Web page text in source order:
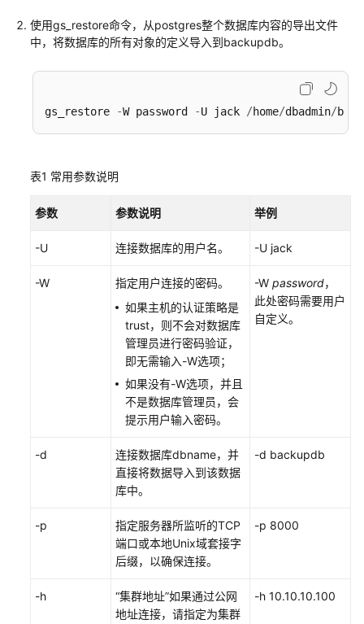
与
同
移
数
DWS
数
据
型
移
入
使用gs_restore命令，从postgres整个数据库内容的导出文件
中，将数据库的所有对象的定义导入到backupdb。
gs_restore -W password -U jack /home/dbadmin/
表1 常用参数说明
参数 参数说明 举例
-U 连接数据库的用户名。 -U jack
-W
指定用户连接的密码。
如果主机的认证策略是
trust，则不会对数据库
管理员进行密码验证，
即无需输入-W选项；
如果没有-W选项，并且
不是数据库管理员，会
提示用户输入密码。
-W password，
此处密码需要用户
自定义。
-d
连接数据库dbname，并
直接将数据导入到该数据
库中。
-d backupdb
-p
指定服务器所监听的TCP
端口或本地Unix域套接字
后缀，以确保连接。
-p 8000
-h
“集群地址”如果通过公网
地址连接，请指定为集群
-h 10.10.10.100